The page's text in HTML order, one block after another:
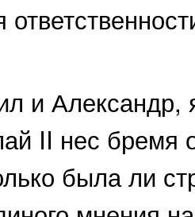
и Александр,
II нес бремя
была ли